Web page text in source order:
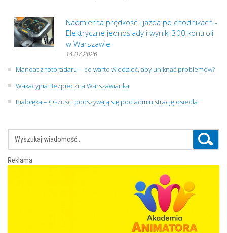
Nadmierna prędkość i jazda po chodnikach -
Elektryczne jednoślady i wyniki 300 kontroli
w Warszawie
14.07.2026
Mandat z fotoradaru – co warto wiedzieć, aby uniknąć problemów?
Wakacyjna Bezpieczna Warszawianka
Białołęka – Oszuści podszywają się pod administrację osiedla
Reklama